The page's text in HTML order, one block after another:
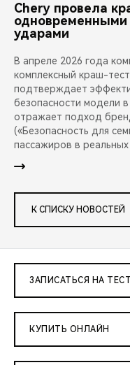
Chery провела
ударами
В апреле 2026 года
комплексный краш-
подтверждает
безопасности модели
отражает подход
(«Безопасность для
пассажиров в
К СПИСКУ НОВОСТЕЙ
ЗАПИСАТЬСЯ НА
КУПИТЬ ОНЛАЙН